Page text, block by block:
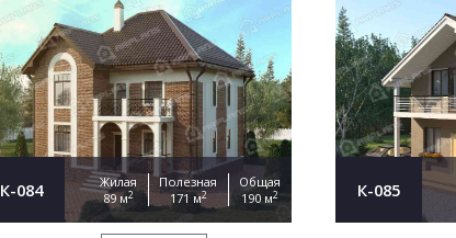
К-084
Жилая
89 м2
Полезная
171 м2
Общая
190 м2 К-085